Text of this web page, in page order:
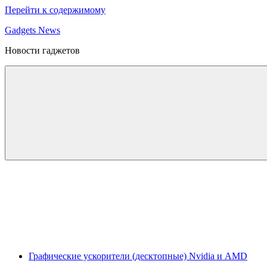
Перейти к содержимому
Gadgets News
Новости гаджетов
Графические ускорители (десктопные) Nvidia и AMD